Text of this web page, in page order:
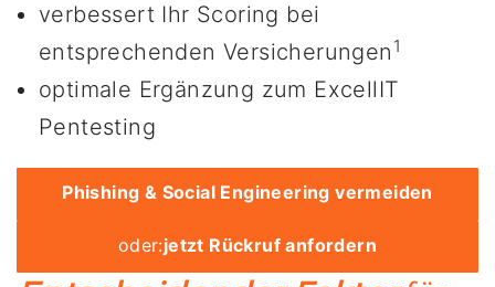
verbessert Ihr Scoring bei
entsprechenden Versicherungen 1
optimale Ergänzung zum ExcellIT
Pentesting
Phishing & Social Engineering vermeiden
oder:jetzt Rückruf anfordern